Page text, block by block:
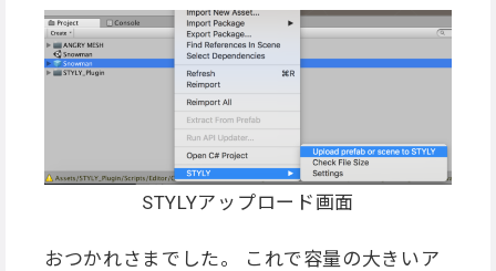
STYLYアップロード画面
おつかれさまでした。 これで容量の大きいア